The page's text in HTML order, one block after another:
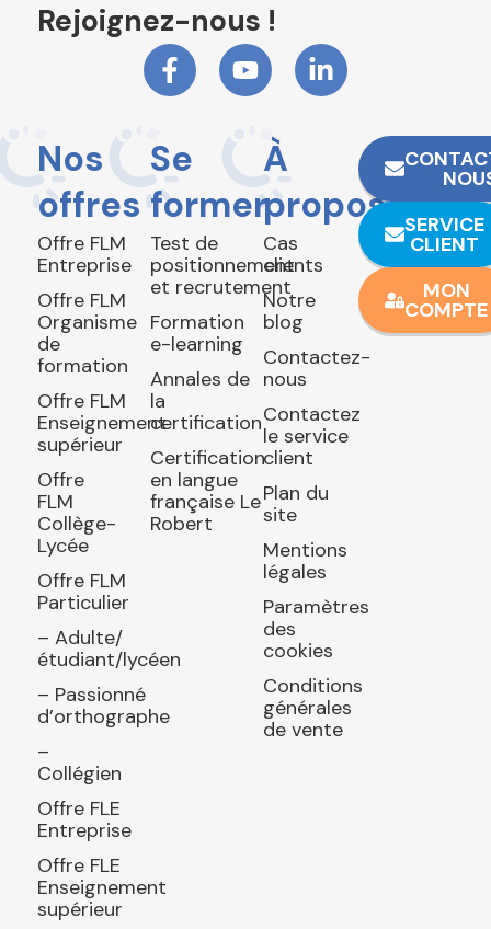
Rejoignez-nous !
Nos
offres
Offre FLM
Entreprise
Offre FLM
Organisme
de
formation
Offre FLM
Enseignement
supérieur
Offre
FLM
Collège-
Lycée
Offre FLM
Particulier
– Adulte/
étudiant/lycéen
– Passionné
d’orthographe
–
Collégien
Offre FLE
Entreprise
Offre FLE
Enseignement
supérieur
Se
former
Test de
positionnement
et recrutement
Formation
e-learning
Annales de
la
certification
Certification
en langue
française Le
Robert
À
propos
Cas
clients
Notre
blog
Contactez-
nous
Contactez
le service
client
Plan du
site
Mentions
légales
Paramètres
des
cookies
Conditions
générales
de vente
SERVICE
CLIENT
MON
COMPTE